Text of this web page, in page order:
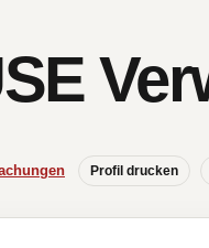
Profil drucken